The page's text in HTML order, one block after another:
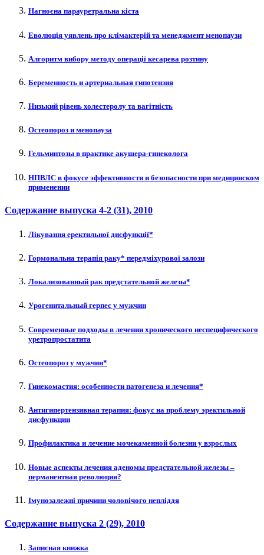
Нагноєна парауретральна кіста
Еволюція уявлень про клімактерій та менеджмент менопаузи
Алгоритм вибору методу операції кесарева розтину
Беременность и артериальная гипотензия
Низький рівень холестеролу та вагітність
Остеопороз и менопауза
Гельминтозы в практике акушера-гинеколога
НПВЛС в фокусе эффективности и безопасности при медицинском
применении
Содержание выпуска 4-2 (31), 2010
Лікування еректильної дисфункції*
Гормональна терапія раку* передміхурової залози
Локализованный рак предстательной железы*
Урогенитальный герпес у мужчин
Современные подходы в лечении хронического неспецифического
уретропростатита
Остеопороз у мужчин*
Гинекомастия: особенности патогенеза и лечения*
Антигипертензивная терапия: фокус на проблему эректильной
дисфункции
Профилактика и лечение мочекаменной болезни у взрослых
Новые аспекты лечения аденомы предстательной железы –
перманентная революция?
Імунозалежні причини чоловічого непліддя
Содержание выпуска 2 (29), 2010
Записная книжка